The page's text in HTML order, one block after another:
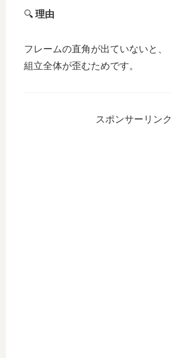
🔍 理由
フレームの直角が出ていないと、
組立全体が歪むためです。
スポンサーリンク